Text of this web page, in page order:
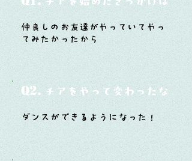
仲良しのお友達がやっていてやっ
てみたかったから
Q2. チアをやって変わったなと思
ダンスができるようになった！